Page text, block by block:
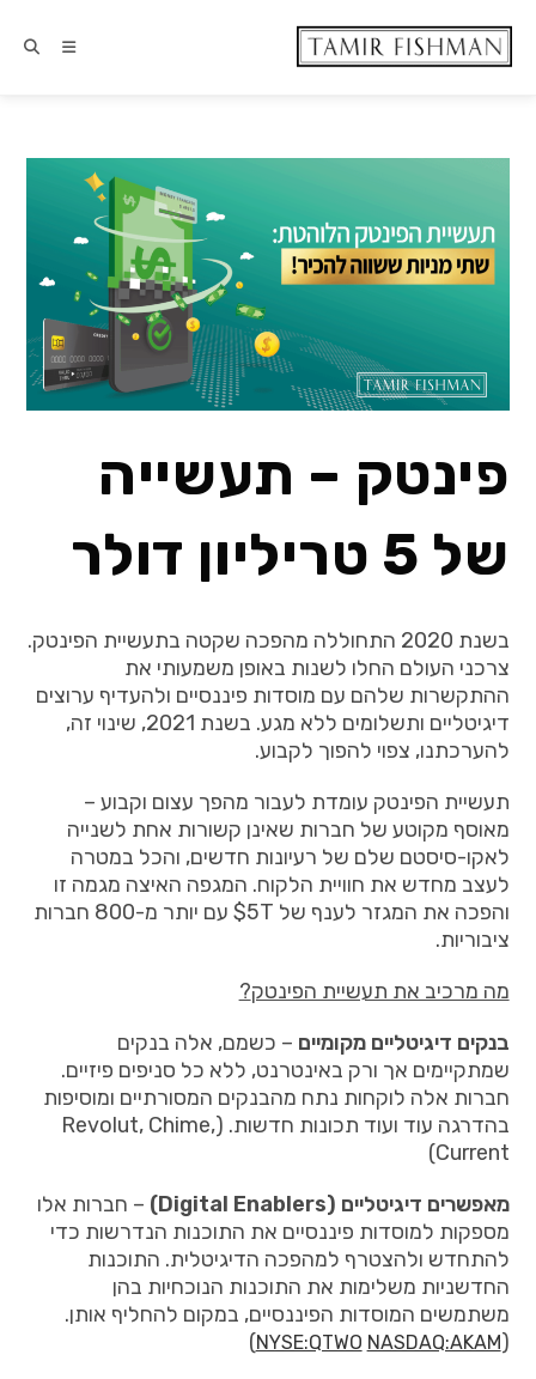
פינטק – תעשייה
של 5 טריליון דולר
בשנת 2020 התחוללה מהפכה שקטה בתעשיית הפינטק.
צרכני העולם החלו לשנות באופן משמעותי את
ההתקשרות שלהם עם מוסדות פיננסיים ולהעדיף ערוצים
דיגיטליים ותשלומים ללא מגע. בשנת 2021, שינוי זה,
להערכתנו, צפוי להפוך לקבוע.
תעשיית הפינטק עומדת לעבור מהפך עצום וקבוע –
מאוסף מקוטע של חברות שאינן קשורות אחת לשנייה
לאקו-סיסטם שלם של רעיונות חדשים, והכל במטרה
לעצב מחדש את חוויית הלקוח. המגפה האיצה מגמה זו
והפכה את המגזר לענף של 5T$ עם יותר מ-800 חברות
ציבוריות.
מה מרכיב את תעשיית הפינטק?
בנקים דיגיטליים מקומיים – כשמם, אלה בנקים
שמתקיימים אך ורק באינטרנט, ללא כל סניפים פיזיים.
חברות אלה לוקחות נתח מהבנקים המסורתיים ומוסיפות
בהדרגה עוד ועוד תכונות חדשות. (Revolut, Chime,
Current)
מאפשרים דיגיטליים (Digital Enablers)
– חברות אלו
מספקות למוסדות פיננסיים את התוכנות הנדרשות כדי
להתחדש ולהצטרף למהפכה הדיגיטלית. התוכנות
החדשניות משלימות את התוכנות הנוכחיות בהן
משתמשים המוסדות הפיננסיים, במקום להחליף אותן.
(
NYSE:QTWO NASDAQ:AKAM
)